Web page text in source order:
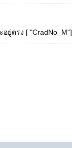
ยู่ตรง [ "CradNo_M"]